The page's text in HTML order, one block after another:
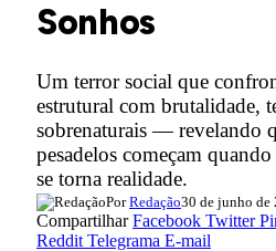
Sonhos
Um terror social que
estrutural com brutalidade,
sobrenaturais — revelando
pesadelos começam
se torna realidade.
Por Redação30 de junho de
CompartilharFacebook Twitter
Reddit Telegrama E-mail